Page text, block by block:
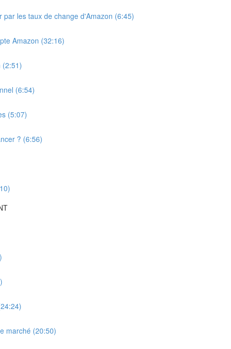
les taux de change d'Amazon (6:45)
Amazon (32:16)
(2:51)
(6:54)
(5:07)
? (6:56)
marché (20:50)